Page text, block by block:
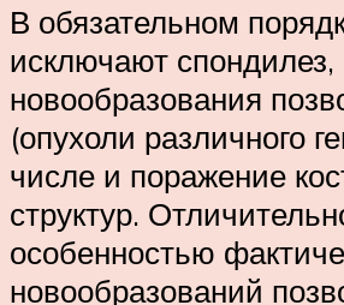
В обязательном
исключают спондилез,
новообразования
(опухоли различного
числе и поражение
структур.
особенностью
новообразований